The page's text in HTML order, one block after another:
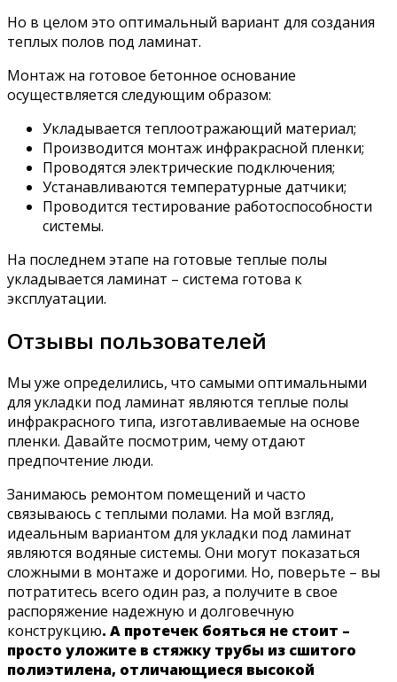
Но в целом это оптимальный вариант для создания
теплых полов под ламинат.
Монтаж на готовое бетонное основание
осуществляется следующим образом:
Укладывается теплоотражающий материал;
Производится монтаж инфракрасной пленки;
Проводятся электрические подключения;
Устанавливаются температурные датчики;
Проводится тестирование работоспособности
системы.
На последнем этапе на готовые теплые полы
укладывается ламинат – система готова к
эксплуатации.
Отзывы пользователей
Мы уже определились, что самыми оптимальными
для укладки под ламинат являются теплые полы
инфракрасного типа, изготавливаемые на основе
пленки. Давайте посмотрим, чему отдают
предпочтение люди.
Занимаюсь ремонтом помещений и часто
связываюсь с теплыми полами. На мой взгляд,
идеальным вариантом для укладки под ламинат
являются водяные системы. Они могут показаться
сложными в монтаже и дорогими. Но, поверьте – вы
потратитесь всего один раз, а получите в свое
распоряжение надежную и долговечную
конструкцию. А протечек бояться не стоит –
просто уложите в стяжку трубы из сшитого
полиэтилена, отличающиеся высокой